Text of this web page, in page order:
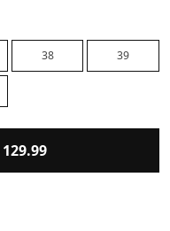
38 39
129.99